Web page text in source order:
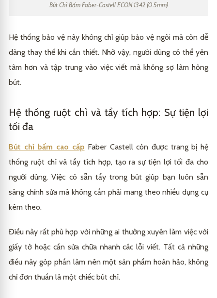
Bút Chì Bấm Faber-Castell ECON 1342 (0.5mm)
Hệ thống bảo vệ này không chỉ giúp bảo vệ ngòi mà còn dễ
dàng thay thế khi cần thiết. Nhờ vậy, người dùng có thể yên
tâm hơn và tập trung vào việc viết mà không sợ làm hỏng
bút.
Hệ thống ruột chì và tẩy tích hợp: Sự tiện lợi
tối đa
Bút chì bấm cao cấp Faber Castell còn được trang bị hệ
thống ruột chì và tẩy tích hợp, tạo ra sự tiện lợi tối đa cho
người dùng. Việc có sẵn tẩy trong bút giúp bạn luôn sẵn
sàng chỉnh sửa mà không cần phải mang theo nhiều dụng cụ
kèm theo.
Điều này rất phù hợp với những ai thường xuyên làm việc với
giấy tờ hoặc cần sửa chữa nhanh các lỗi viết. Tất cả những
điều này góp phần làm nên một sản phẩm hoàn hảo, không
chỉ đơn thuần là một chiếc bút chì.